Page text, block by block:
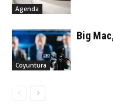
Agenda
Coyuntura
Big